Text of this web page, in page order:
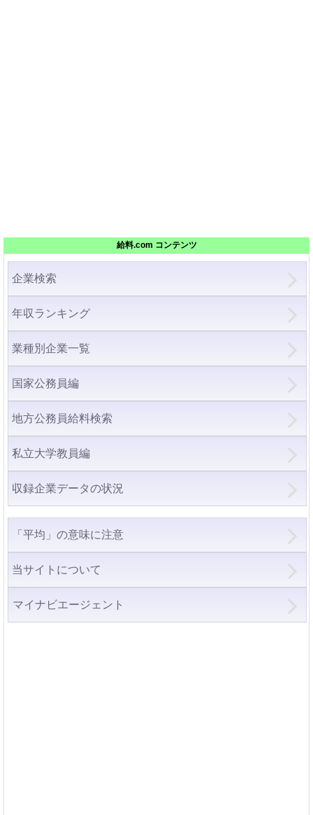
給料.com コンテンツ
企業検索
年収ランキング
業種別企業一覧
国家公務員編
地方公務員給料検索
私立大学教員編
収録企業データの状況
「平均」の意味に注意
当サイトについて
マイナビエージェント